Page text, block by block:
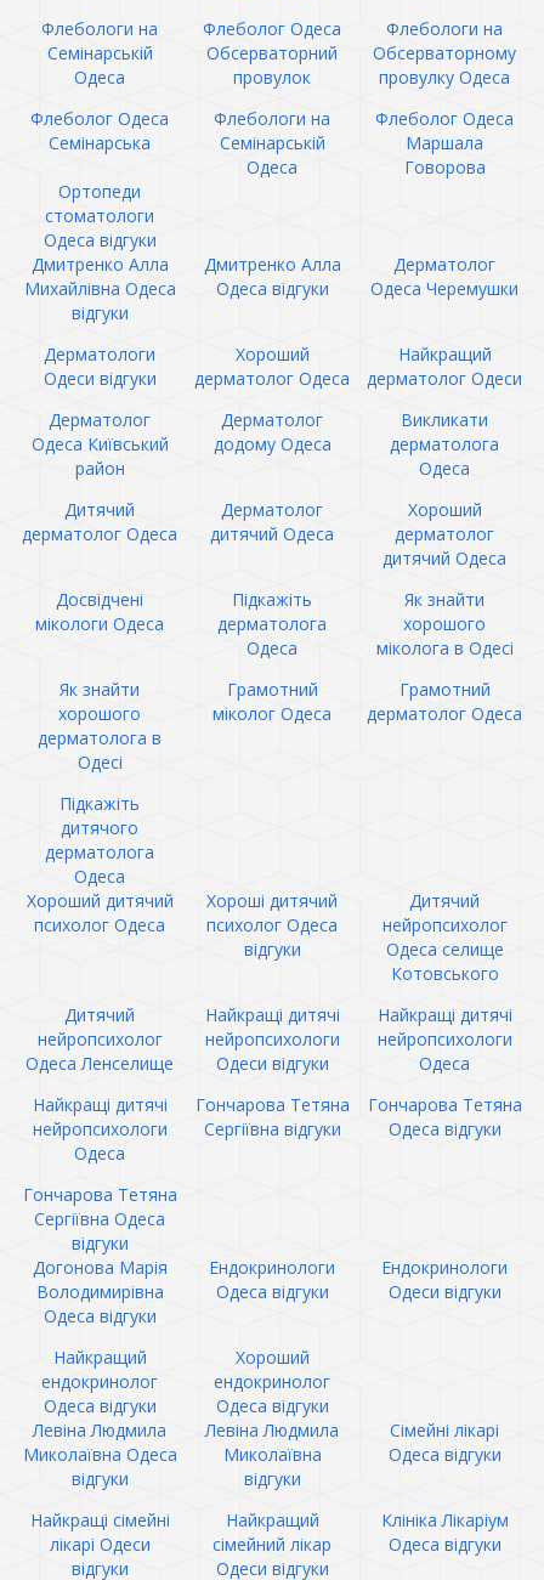
Флебологи на
Семінарській
Одеса
Флеболог Одеса
Обсерваторний
провулок
Флебологи на
Обсерваторному
провулку Одеса
Флеболог Одеса
Семінарська
Флебологи на
Семінарській
Одеса
Флеболог Одеса
Маршала
Говорова
Ортопеди
стоматологи
Одеса відгуки
Дмитренко Алла
Михайлівна Одеса
відгуки
Дмитренко Алла
Одеса відгуки
Дерматолог
Одеса Черемушки
Дерматологи
Одеси відгуки
Хороший
дерматолог Одеса
Найкращий
дерматолог Одеси
Дерматолог
Одеса Київський
район
Дерматолог
додому Одеса
Викликати
дерматолога
Одеса
Дитячий
дерматолог Одеса
Дерматолог
дитячий Одеса
Хороший
дерматолог
дитячий Одеса
Досвідчені
мікологи Одеса
Підкажіть
дерматолога
Одеса
Як знайти
хорошого
міколога в Одесі
Як знайти
хорошого
дерматолога в
Одесі
Грамотний
міколог Одеса
Грамотний
дерматолог Одеса
Підкажіть
дитячого
дерматолога
Одеса
Хороший дитячий
психолог Одеса
Хороші дитячий
психолог Одеса
відгуки
Дитячий
нейропсихолог
Одеса селище
Котовського
Дитячий
нейропсихолог
Одеса Ленселище
Найкращі дитячі
нейропсихологи
Одеси відгуки
Найкращі дитячі
нейропсихологи
Одеса
Найкращі дитячі
нейропсихологи
Одеса
Гончарова Тетяна
Сергіївна відгуки
Гончарова Тетяна
Одеса відгуки
Гончарова Тетяна
Сергіївна Одеса
відгуки
Догонова Марія
Володимирівна
Одеса відгуки
Ендокринологи
Одеса відгуки
Ендокринологи
Одеси відгуки
Найкращий
ендокринолог
Одеса відгуки
Хороший
ендокринолог
Одеса відгуки
Левіна Людмила
Миколаївна Одеса
відгуки
Левіна Людмила
Миколаївна
відгуки
Сімейні лікарі
Одеса відгуки
Найкращі сімейні
лікарі Одеси
відгуки
Найкращий
сімейний лікар
Одеси відгуки
Клініка Лікаріум
Одеса відгуки